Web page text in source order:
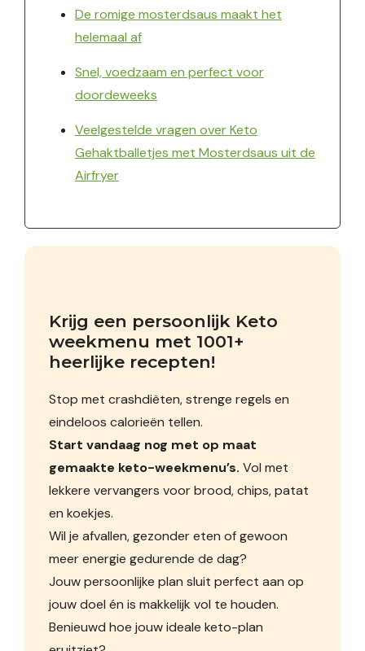
De romige mosterdsaus maakt het
helemaal af
Snel, voedzaam en perfect voor
doordeweeks
Veelgestelde vragen over Keto
Gehaktballetjes met Mosterdsaus uit de
Airfryer
Krijg een persoonlijk Keto
weekmenu met 1001+
heerlijke recepten!
Stop met crashdiëten, strenge regels en
eindeloos calorieën tellen.
Start vandaag nog met op maat
gemaakte keto-weekmenu’s. Vol met
lekkere vervangers voor brood, chips, patat
en koekjes.
Wil je afvallen, gezonder eten of gewoon
meer energie gedurende de dag?
Jouw persoonlijke plan sluit perfect aan op
jouw doel én is makkelijk vol te houden.
Benieuwd hoe jouw ideale keto-plan